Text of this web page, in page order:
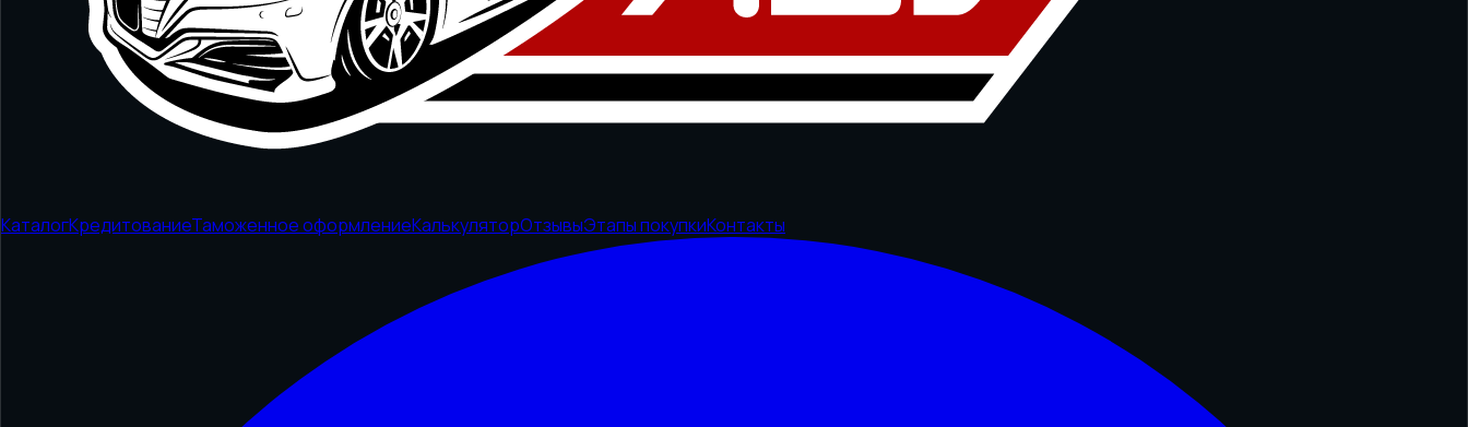
КаталогКредитованиеТаможенное оформлениеКалькуляторОтзывыЭтапы покупкиКонтакты